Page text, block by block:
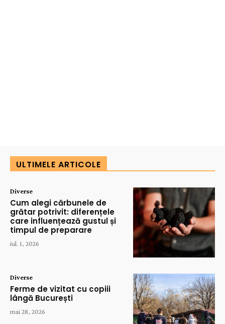
ULTIMELE ARTICOLE
Diverse
Cum alegi cărbunele de
grătar potrivit: diferențele
care influențează gustul și
timpul de preparare
iul. 1, 2026
Diverse
Ferme de vizitat cu copiii
lângă București
mai 28, 2026